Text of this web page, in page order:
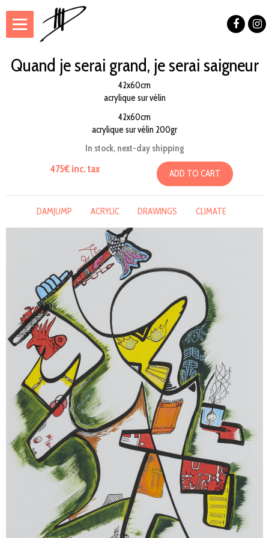
Quand je serai grand, je serai saigneur
42x60cm
acrylique sur vélin
42x60cm
acrylique sur vélin 200gr
In stock, next-day shipping
475€ inc. tax ADD TO CART
DAMJUMP ACRYLIC DRAWINGS CLIMATE